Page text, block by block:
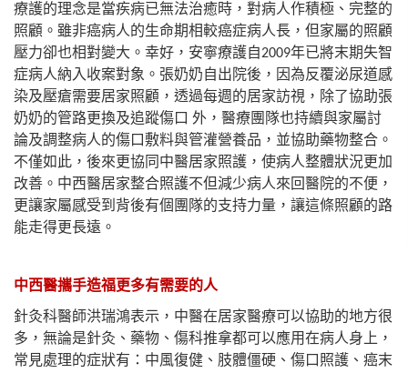
療護的理念是當疾病已無法治癒時，對病人作積極、完整的
照顧。雖非癌病人的生命期相較癌症病人長，但家屬的照顧
壓力卻也相對變大。幸好，安寧療護自2009年已將末期失智
症病人納入收案對象。張奶奶自出院後，因為反覆泌尿道感
染及壓瘡需要居家照顧，透過每週的居家訪視，除了協助張
奶奶的管路更換及追蹤傷口 外，醫療團隊也持續與家屬討
論及調整病人的傷口敷料與管灌營養品，並協助藥物整合。
不僅如此，後來更協同中醫居家照護，使病人整體狀況更加
改善。中西醫居家整合照護不但減少病人來回醫院的不便，
更讓家屬感受到背後有個團隊的支持力量，讓這條照顧的路
能走得更長遠。
中西醫攜手造福更多有需要的人
針灸科醫師洪瑞鴻表示，中醫在居家醫療可以協助的地方很
多，無論是針灸、藥物、傷科推拿都可以應用在病人身上，
常見處理的症狀有：中風復健、肢體僵硬、傷口照護、癌末